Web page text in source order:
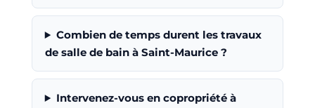
Combien de temps durent les travaux
de salle de bain à Saint-Maurice ?
Intervenez-vous en copropriété à